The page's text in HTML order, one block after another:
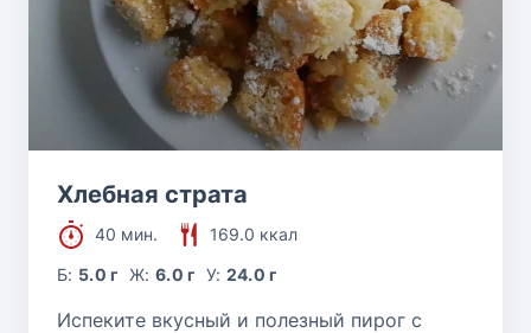
Хлебная страта
40 мин.
169.0 ккал
Б: 5.0 г Ж: 6.0 г У: 24.0 г
Испеките вкусный и полезный пирог с